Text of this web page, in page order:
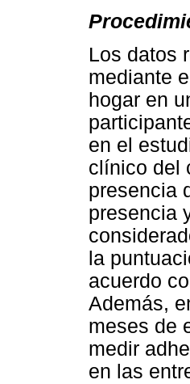
Los datos
mediante
hogar en
en el
clínico del
presencia
presencia
la
acuerdo
Además,
meses de
medir
en las